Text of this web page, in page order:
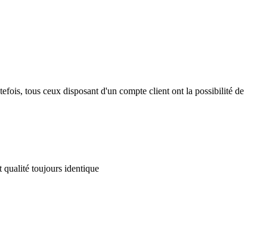
tous ceux disposant d'un compte client ont la possibilité de
qualité toujours identique